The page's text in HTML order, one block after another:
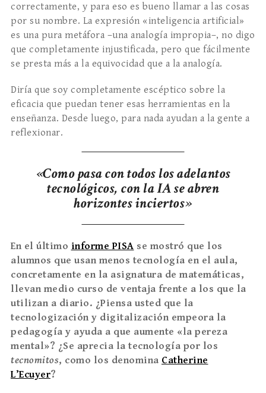
correctamente, y para eso es bueno llamar a las cosas
por su nombre. La expresión «inteligencia artificial»
es una pura metáfora –una analogía impropia–, no digo
que completamente injustificada, pero que fácilmente
se presta más a la equivocidad que a la analogía.
Diría que soy completamente escéptico sobre la
eficacia que puedan tener esas herramientas en la
enseñanza. Desde luego, para nada ayudan a la gente a
reflexionar.
«Como pasa con todos los adelantos
tecnológicos, con la IA se abren
horizontes inciertos»
En el último informe PISA se mostró que los
alumnos que usan menos tecnología en el aula,
concretamente en la asignatura de matemáticas,
llevan medio curso de ventaja frente a los que la
utilizan a diario. ¿Piensa usted que la
tecnologización y digitalización empeora la
pedagogía y ayuda a que aumente «la pereza
mental»? ¿Se aprecia la tecnología por los
tecnomitos, como los denomina Catherine
L’Ecuyer?